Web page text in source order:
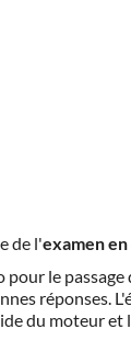
de l'examen
le
réponses.
du moteur